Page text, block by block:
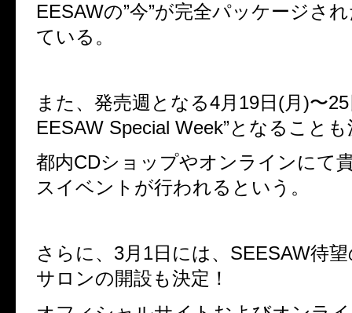
EESAWの”今”が完全パッケージさ
ている。
また、発売週となる4月19日(月)〜
EESAW Special Week”となること
都内CDショップやオンラインにて
スイベントが行われるという。
さらに、3月1日には、SEESAW待
サロンの開設も決定！